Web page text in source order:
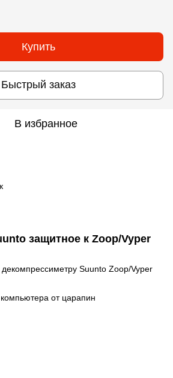
Купить
Быстрый заказ
В избранное
защитное к Zoop/Vyper
Suunto Zoop/Vyper
от царапин